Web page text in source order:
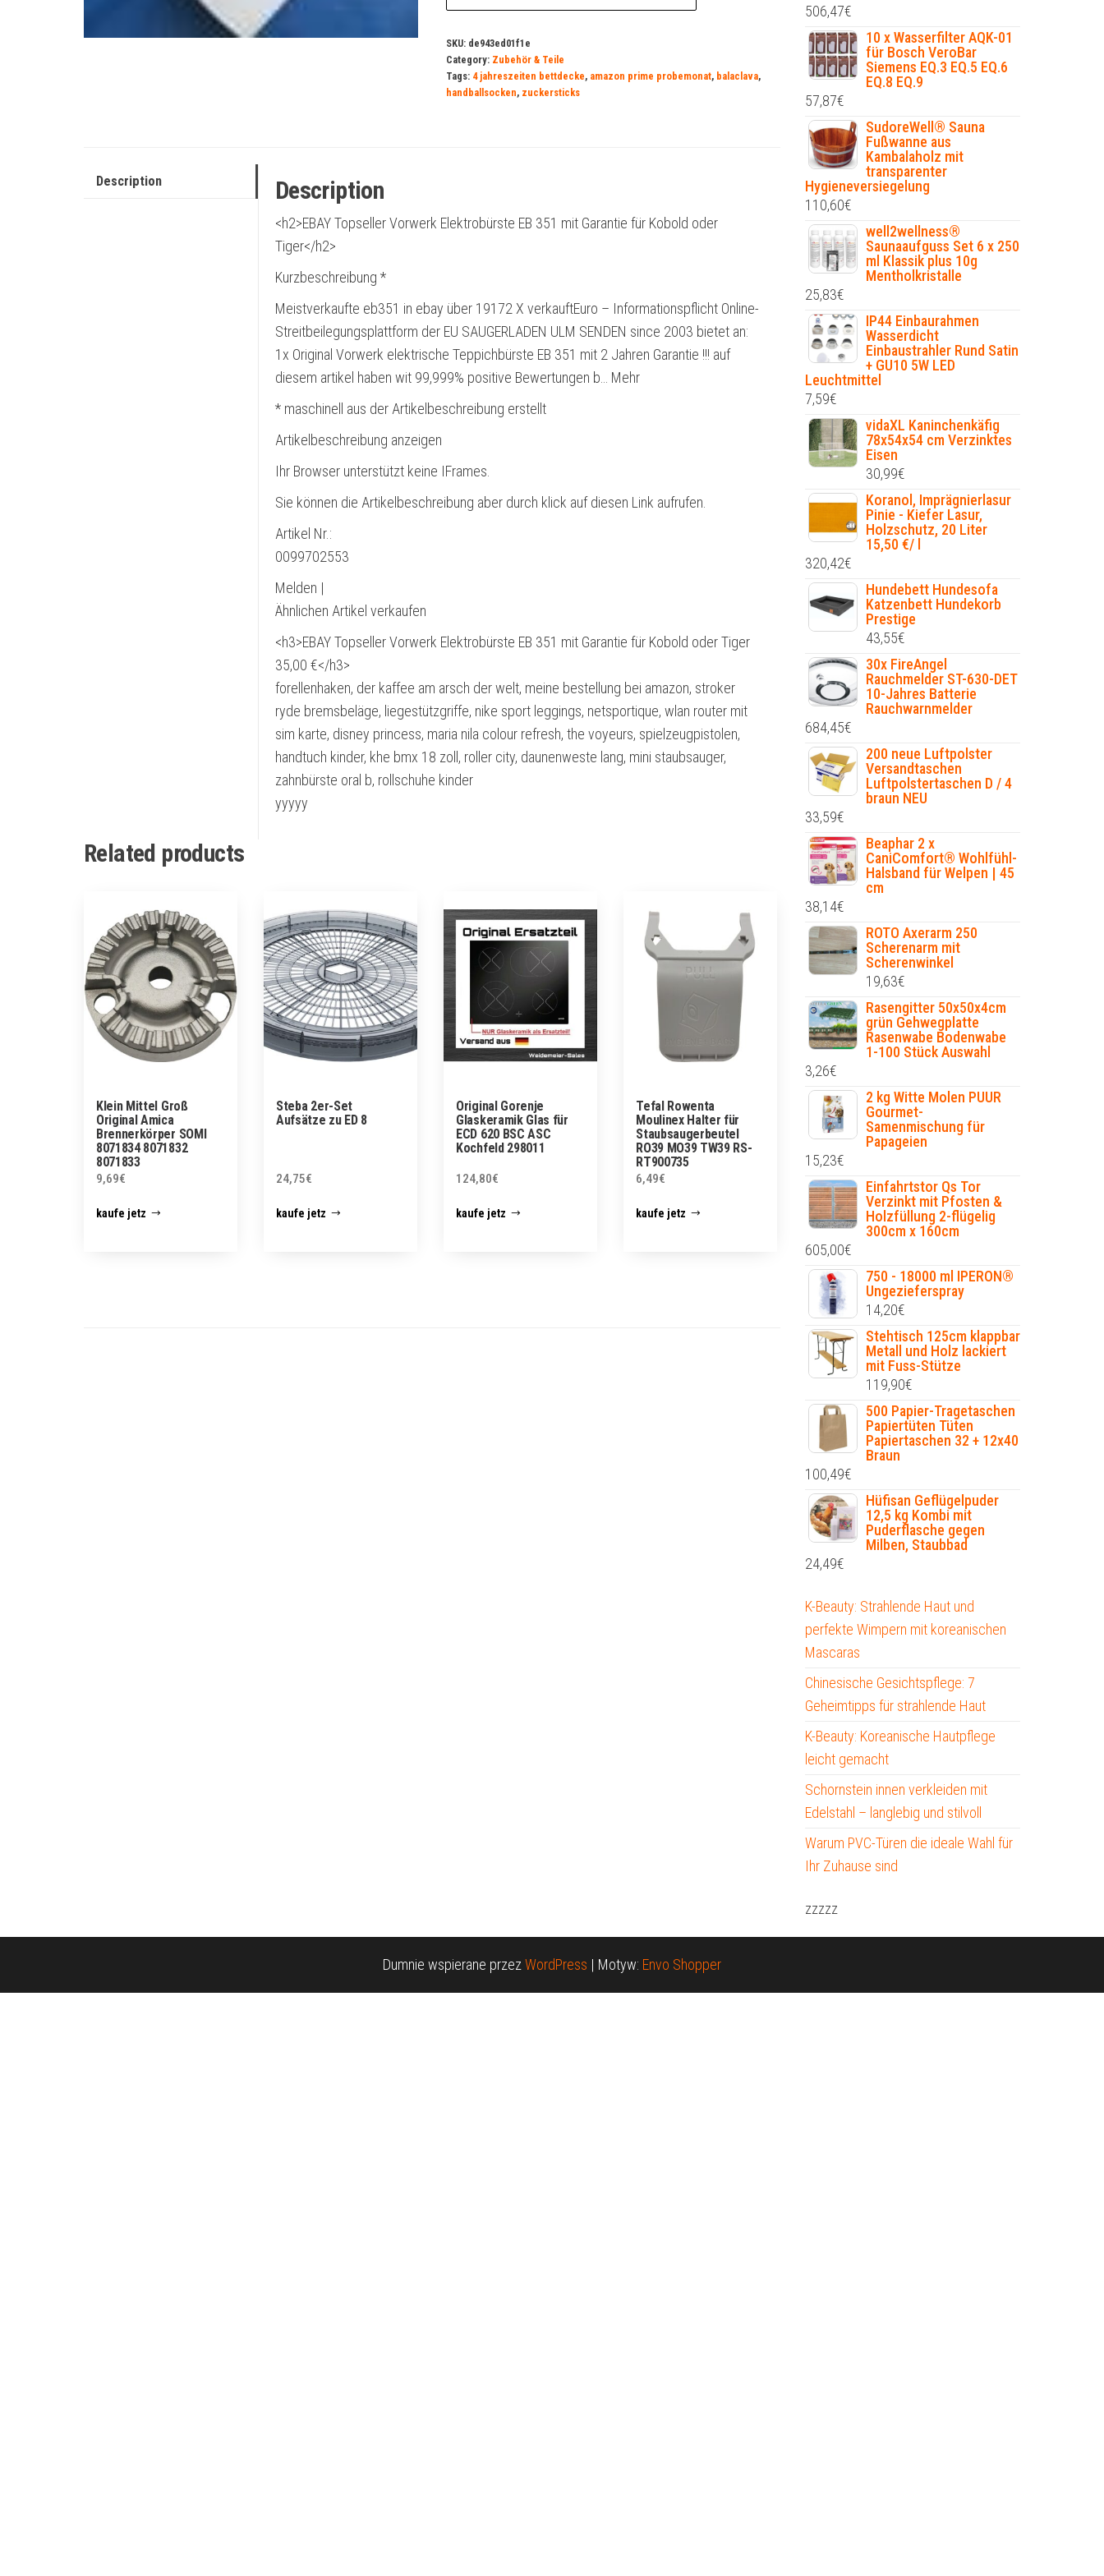
SKU: de943ed01f1e
Category: Zubehör & Teile
Tags: 4 jahreszeiten bettdecke, amazon prime probemonat, balaclava,
handballsocken, zuckersticks
Description Description
<h2>EBAY Topseller Vorwerk Elektrobürste EB 351 mit Garantie für Kobold oder
Tiger</h2>
Kurzbeschreibung *
Meistverkaufte eb351 in ebay über 19172 X verkauftEuro – Informationspflicht Online-
Streitbeilegungsplattform der EU SAUGERLADEN ULM SENDEN since 2003 bietet an:
1x Original Vorwerk elektrische Teppichbürste EB 351 mit 2 Jahren Garantie !!! auf
diesem artikel haben wit 99,999% positive Bewertungen b… Mehr
* maschinell aus der Artikelbeschreibung erstellt
Artikelbeschreibung anzeigen
Ihr Browser unterstützt keine IFrames.
Sie können die Artikelbeschreibung aber durch klick auf diesen Link aufrufen.
Artikel Nr.:
0099702553
Melden |
Ähnlichen Artikel verkaufen
<h3>EBAY Topseller Vorwerk Elektrobürste EB 351 mit Garantie für Kobold oder Tiger
35,00 €</h3>
forellenhaken, der kaffee am arsch der welt, meine bestellung bei amazon, stroker
ryde bremsbeläge, liegestützgriffe, nike sport leggings, netsportique, wlan router mit
sim karte, disney princess, maria nila colour refresh, the voyeurs, spielzeugpistolen,
handtuch kinder, khe bmx 18 zoll, roller city, daunenweste lang, mini staubsauger,
zahnbürste oral b, rollschuhe kinder
yyyyy
Related products
Klein Mittel Groß
Original Amica
Brennerkörper SOMI
8071834 8071832
8071833
9,69€
kaufe jetz
Steba 2er-Set
Aufsätze zu ED 8
24,75€
kaufe jetz
Original Gorenje
Glaskeramik Glas für
ECD 620 BSC ASC
Kochfeld 298011
124,80€
kaufe jetz
Tefal Rowenta
Moulinex Halter für
Staubsaugerbeutel
RO39 MO39 TW39 RS-
RT900735
6,49€
kaufe jetz
506,47€
10 x Wasserfilter AQK-01
für Bosch VeroBar
Siemens EQ.3 EQ.5 EQ.6
EQ.8 EQ.9
57,87€
SudoreWell® Sauna
Fußwanne aus
Kambalaholz mit
transparenter
Hygieneversiegelung
110,60€
well2wellness®
Saunaaufguss Set 6 x 250
ml Klassik plus 10g
Mentholkristalle
25,83€
IP44 Einbaurahmen
Wasserdicht
Einbaustrahler Rund Satin
+ GU10 5W LED
Leuchtmittel
7,59€
vidaXL Kaninchenkäfig
78x54x54 cm Verzinktes
Eisen
30,99€
Koranol, Imprägnierlasur
Pinie - Kiefer Lasur,
Holzschutz, 20 Liter
15,50 €/ l
320,42€
Hundebett Hundesofa
Katzenbett Hundekorb
Prestige
43,55€
30x FireAngel
Rauchmelder ST-630-DET
10-Jahres Batterie
Rauchwarnmelder
684,45€
200 neue Luftpolster
Versandtaschen
Luftpolstertaschen D / 4
braun NEU
33,59€
Beaphar 2 x
CaniComfort® Wohlfühl-
Halsband für Welpen | 45
cm
38,14€
ROTO Axerarm 250
Scherenarm mit
Scherenwinkel
19,63€
Rasengitter 50x50x4cm
grün Gehwegplatte
Rasenwabe Bodenwabe
1-100 Stück Auswahl
3,26€
2 kg Witte Molen PUUR
Gourmet-
Samenmischung für
Papageien
15,23€
Einfahrtstor Qs Tor
Verzinkt mit Pfosten &
Holzfüllung 2-flügelig
300cm x 160cm
605,00€
750 - 18000 ml IPERON®
Ungezieferspray
14,20€
Stehtisch 125cm klappbar
Metall und Holz lackiert
mit Fuss-Stütze
119,90€
500 Papier-Tragetaschen
Papiertüten Tüten
Papiertaschen 32 + 12x40
Braun
100,49€
Hüfisan Geflügelpuder
12,5 kg Kombi mit
Puderflasche gegen
Milben, Staubbad
24,49€
K-Beauty: Strahlende Haut und
perfekte Wimpern mit koreanischen
Mascaras
Chinesische Gesichtspflege: 7
Geheimtipps für strahlende Haut
K-Beauty: Koreanische Hautpflege
leicht gemacht
Schornstein innen verkleiden mit
Edelstahl – langlebig und stilvoll
Warum PVC-Türen die ideale Wahl für
Ihr Zuhause sind
zzzzz
Dumnie wspierane przez WordPress | Motyw: Envo Shopper